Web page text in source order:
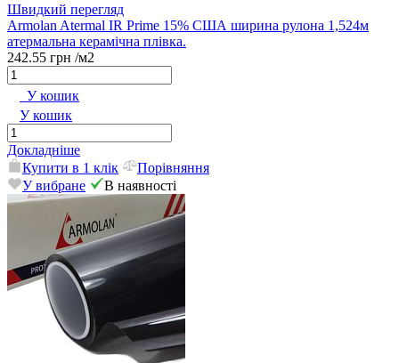
Швидкий перегляд
Armolan Atermal IR Prime 15% США ширина рулона 1,524м
атермальна керамічна плівка.
242.55 грн /м2
У кошик
У кошик
Докладніше
Купити в 1 клік
Порівняння
У вибране
В наявності